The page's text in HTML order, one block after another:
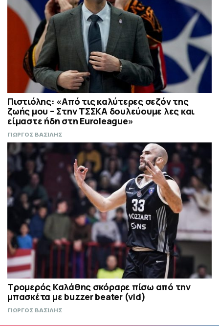
Πιστιόλης: «Από τις καλύτερες σεζόν της
ζωής μου – Στην ΤΣΣΚΑ δουλεύουμε λες και
είμαστε ήδη στη Euroleague»
ΓΙΩΡΓΟΣ ΒΑΣΙΛΗΣ
Τρομερός Καλάθης σκόραρε πίσω από την
μπασκέτα με buzzer beater (vid)
ΓΙΩΡΓΟΣ ΒΑΣΙΛΗΣ